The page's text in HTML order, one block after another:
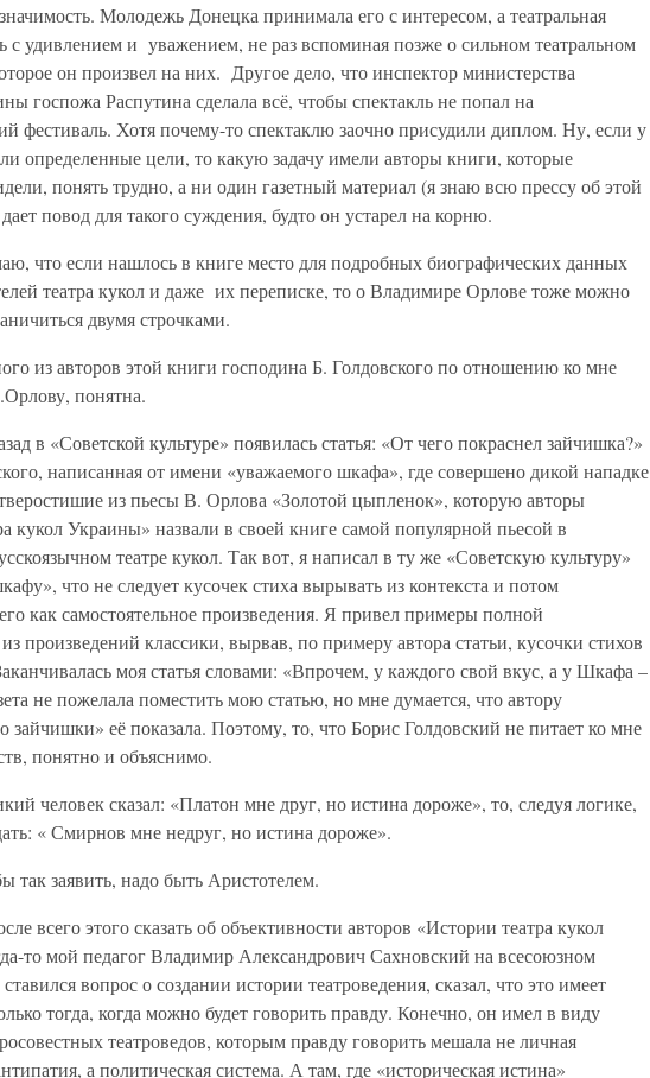
Молодежь Донецка принимала его с интересом, а театральная
с удивлением и уважением, не раз вспоминая позже о сильном театральном
он произвел на них. Другое дело, что инспектор министерства
госпожа Распутина сделала всё, чтобы спектакль не попал на
фестиваль. Хотя почему-то спектаклю заочно присудили диплом. Ну, если у
определенные цели, то какую задачу имели авторы книги, которые
понять трудно, а ни один газетный материал (я знаю всю прессу об этой
повод для такого суждения, будто он устарел на корню.
что если нашлось в книге место для подробных биографических данных
театра кукол и даже их переписке, то о Владимире Орлове тоже можно
двумя строчками.
из авторов этой книги господина Б. Голдовского по отношению ко мне
понятна.
в «Советской культуре» появилась статья: «От чего покраснел зайчишка?»
написанная от имени «уважаемого шкафа», где совершено дикой нападке
из пьесы В. Орлова «Золотой цыпленок», которую авторы
кукол Украины» назвали в своей книге самой популярной пьесой в
театре кукол. Так вот, я написал в ту же «Советскую культуру»
что не следует кусочек стиха вырывать из контекста и потом
как самостоятельное произведения. Я привел примеры полной
произведений классики, вырвав, по примеру автора статьи, кусочки стихов
моя статья словами: «Впрочем, у каждого свой вкус, а у Шкафа –
не пожелала поместить мою статью, но мне думается, что автору
зайчишки» её показала. Поэтому, то, что Борис Голдовский не питает ко мне
понятно и объяснимо.
человек сказал: «Платон мне друг, но истина дороже», то, следуя логике,
« Смирнов мне недруг, но истина дороже».
так заявить, надо быть Аристотелем.
всего этого сказать об объективности авторов «Истории театра кукол
то мой педагог Владимир Александрович Сахновский на всесоюзном
вопрос о создании истории театроведения, сказал, что это имеет
тогда, когда можно будет говорить правду. Конечно, он имел в виду
театроведов, которым правду говорить мешала не личная
а политическая система. А там, где «историческая истина»